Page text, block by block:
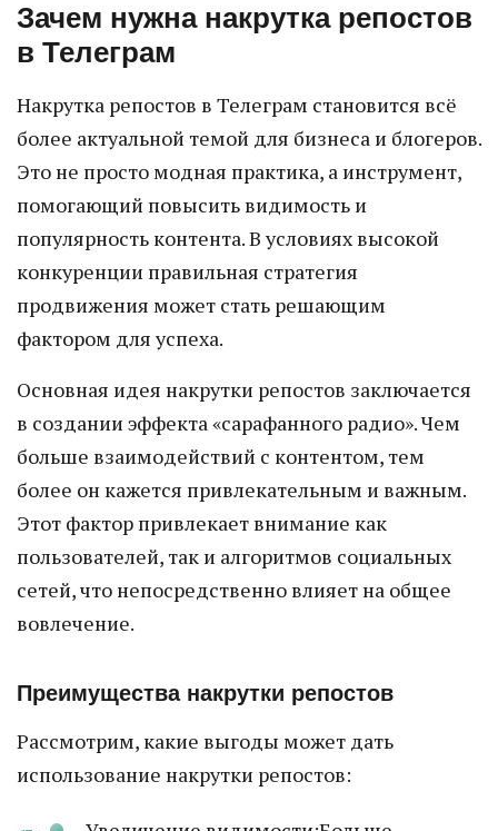
Зачем нужна накрутка репостов
в Телеграм
Накрутка репостов в Телеграм становится всё
более актуальной темой для бизнеса и блогеров.
Это не просто модная практика, а инструмент,
помогающий повысить видимость и
популярность контента. В условиях высокой
конкуренции правильная стратегия
продвижения может стать решающим
фактором для успеха.
Основная идея накрутки репостов заключается
в создании эффекта «сарафанного радио». Чем
больше взаимодействий с контентом, тем
более он кажется привлекательным и важным.
Этот фактор привлекает внимание как
пользователей, так и алгоритмов социальных
сетей, что непосредственно влияет на общее
вовлечение.
Преимущества накрутки репостов
Рассмотрим, какие выгоды может дать
использование накрутки репостов: